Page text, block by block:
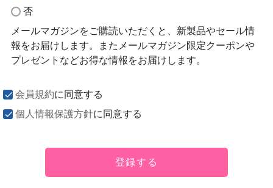
否
メールマガジンをご購読いただくと、新製品やセール情
報をお届けします。またメールマガジン限定クーポンや
プレゼントなどお得な情報をお届けします。
会員規約に同意する
個人情報保護方針に同意する
登録する